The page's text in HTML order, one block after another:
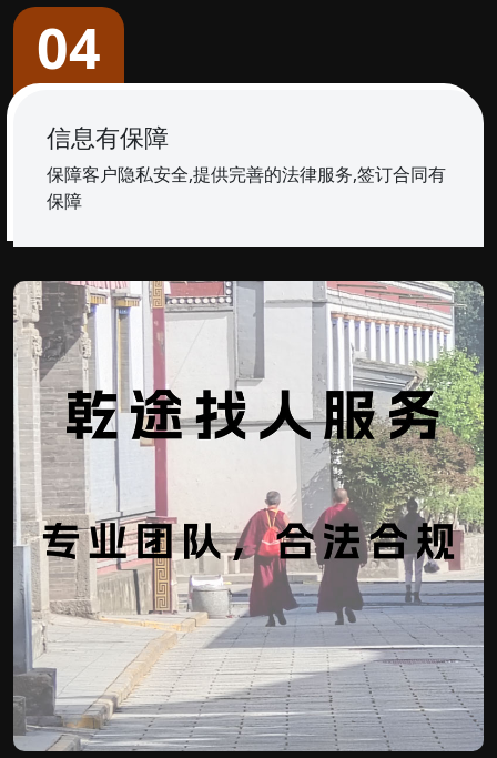
04
信息有保障
保障客户隐私安全,提供完善的法律服务,签订合同有
保障